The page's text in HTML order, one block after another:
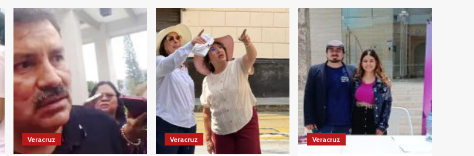
Veracruz Veracruz Veracruz